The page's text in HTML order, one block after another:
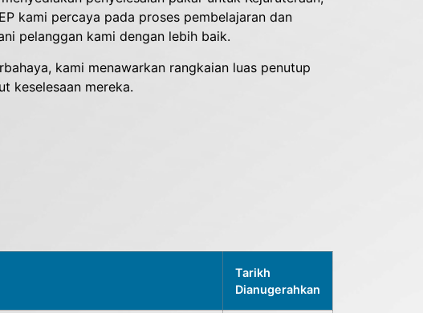
kami percaya pada proses pembelajaran dan
pelanggan kami dengan lebih baik.
kami menawarkan rangkaian luas penutup
keselesaan mereka.
Tarikh
Dianugerahkan